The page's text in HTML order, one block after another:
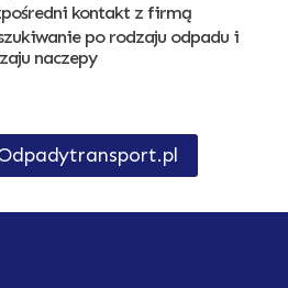
kontakt z firmą
po rodzaju odpadu i
naczepy